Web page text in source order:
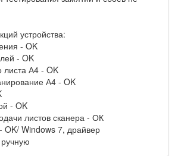
устройства:
- OK
- OK
листа А4 - OK
А4 - OK
- OK
листов сканера - ОК
OK/ Windows 7, драйвер